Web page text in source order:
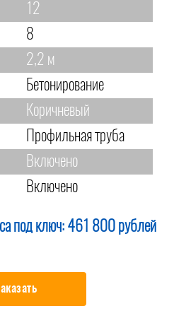
12
8
2,2 м
Бетонирование
Коричневый
Профильная труба
Включено
Включено
под ключ: 461 800 рублей